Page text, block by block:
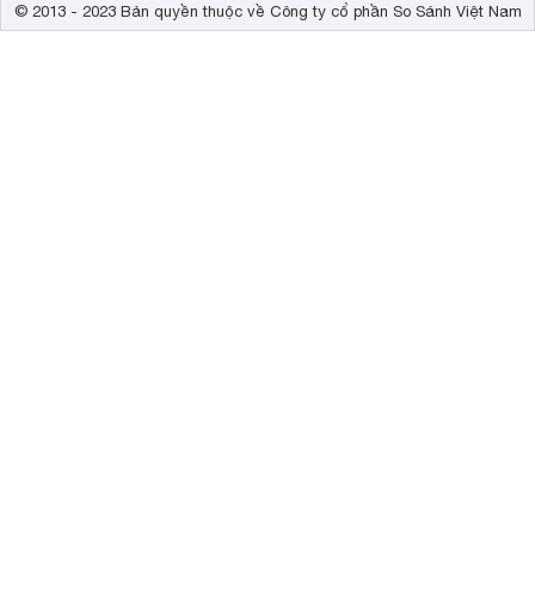
© 2013 - 2023 Bản quyền thuộc về Công ty cổ phần So Sánh Việt Nam